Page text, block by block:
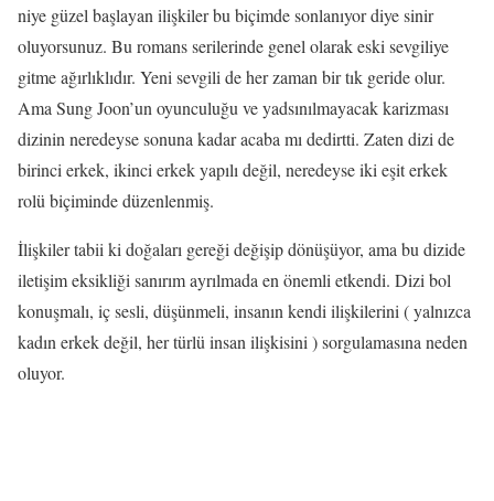
niye güzel başlayan ilişkiler bu biçimde sonlanıyor diye sinir
oluyorsunuz. Bu romans serilerinde genel olarak eski sevgiliye
gitme ağırlıklıdır. Yeni sevgili de her zaman bir tık geride olur.
Ama Sung Joon’un oyunculuğu ve yadsınılmayacak karizması
dizinin neredeyse sonuna kadar acaba mı dedirtti. Zaten dizi de
birinci erkek, ikinci erkek yapılı değil, neredeyse iki eşit erkek
rolü biçiminde düzenlenmiş.
İlişkiler tabii ki doğaları gereği değişip dönüşüyor, ama bu dizide
iletişim eksikliği sanırım ayrılmada en önemli etkendi. Dizi bol
konuşmalı, iç sesli, düşünmeli, insanın kendi ilişkilerini ( yalnızca
kadın erkek değil, her türlü insan ilişkisini ) sorgulamasına neden
oluyor.